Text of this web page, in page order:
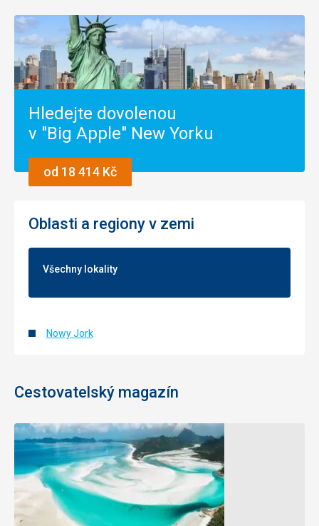
Hledejte dovolenou
v "Big Apple" New Yorku
od 18 414 Kč
Oblasti a regiony v zemi
Všechny lokality
Nowy Jork
Cestovatelský magazín